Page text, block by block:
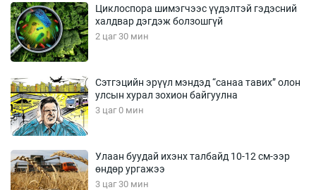
Циклоспора шимэгчээс үүдэлтэй гэдэсний
халдвар дэгдэж болзошгүй
2 цаг 30 мин
Сэтгэцийн эрүүл мэндэд “санаа тавих” олон
улсын хурал зохион байгуулна
3 цаг 0 мин
Улаан буудай ихэнх талбайд 10-12 см-ээр
өндөр ургажээ
3 цаг 30 мин